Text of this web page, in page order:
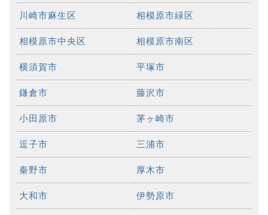
川崎市麻生区 相模原市緑区
相模原市中央区 相模原市南区
横須賀市 平塚市
鎌倉市 藤沢市
小田原市 茅ヶ崎市
逗子市 三浦市
秦野市 厚木市
大和市 伊勢原市